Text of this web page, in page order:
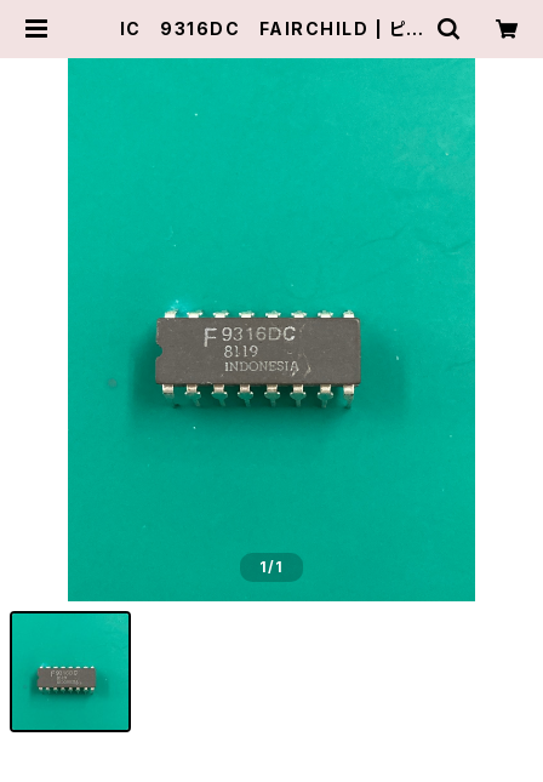
IC 9316DC FAIRCHILD | ピア
1/1